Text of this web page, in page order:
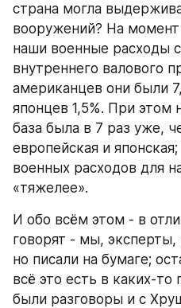
страна могла
вооружений? На
наши военные расходы
внутреннего валового
американцев они были
японцев 1,5%. При этом
база была в 7 раз уже,
европейская и
военных расходов для
«тяжелее».
И обо всём этом - в
говорят - мы,
но писали на бумаге;
всё это есть в каких-то
были разговоры и с